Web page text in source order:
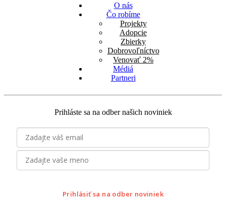
O nás
Čo robíme
Projekty
Adopcie
Zbierky
Dobrovoľníctvo
Venovať 2%
Médiá
Partneri
Prihláste sa na odber našich noviniek
Prihlásiť sa na odber noviniek